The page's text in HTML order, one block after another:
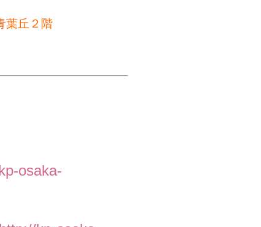
葉丘２階
osaka-